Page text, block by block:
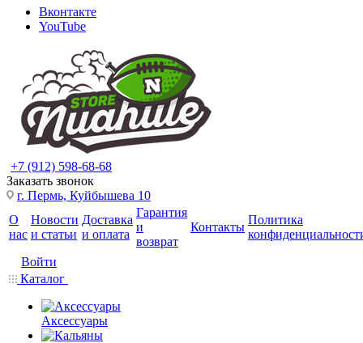
Вконтакте
YouTube
+7 (912) 598-68-68
Заказать звонок
г. Пермь, Куйбышева 10
О
нас
Новости
и статьи
Доставка
и оплата
Гарантия
и
возврат
Контакты
Политика
Войти
Каталог
Аксессуары